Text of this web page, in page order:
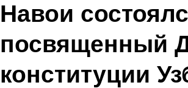
Навои
посвященный
конституции